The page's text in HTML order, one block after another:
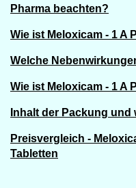
Pharma beachten?
Wie ist Meloxicam - 1 A
Welche
Wie ist Meloxicam - 1 A
Inhalt der Packung
Preisvergleich -
Tabletten